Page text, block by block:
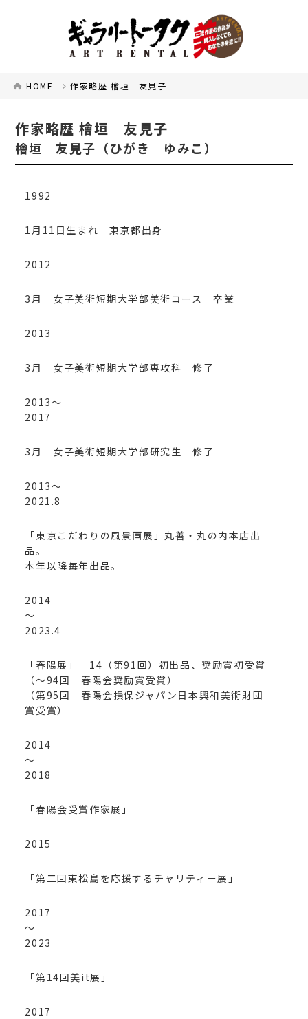
HOME 作家略歴 檜垣 友見子
作家略歴 檜垣 友見子
檜垣 友見子（ひがき ゆみこ）
1992
1月11日生まれ 東京都出身
2012
3月 女子美術短期大学部美術コース 卒業
2013
3月 女子美術短期大学部専攻科 修了
2013～
2017
3月 女子美術短期大学部研究生 修了
2013～
2021.8
「東京こだわりの風景画展」丸善・丸の内本店出
品。
本年以降毎年出品。
2014
～
2023.4
「春陽展」 14（第91回）初出品、奨励賞初受賞
（～94回 春陽会奨励賞受賞）
（第95回 春陽会損保ジャパン日本興和美術財団
賞受賞）
2014
～
2018
「春陽会受賞作家展」
2015
「第二回東松島を応援するチャリティー展」
2017
～
2023
「第14回美it展」
2017